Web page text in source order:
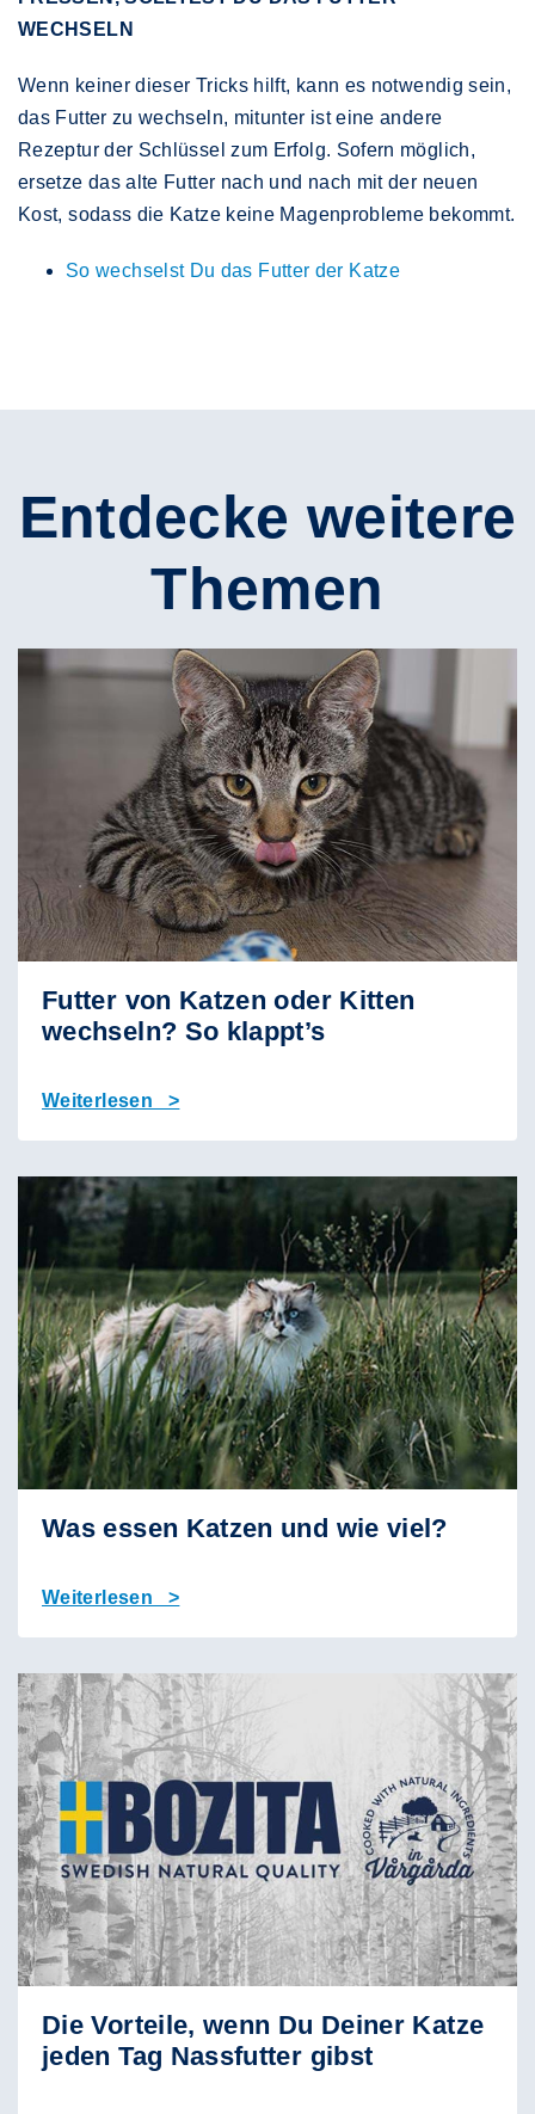
WECHSELN
Wenn keiner dieser Tricks hilft, kann es notwendig sein,
das Futter zu wechseln, mitunter ist eine andere
Rezeptur der Schlüssel zum Erfolg. Sofern möglich,
ersetze das alte Futter nach und nach mit der neuen
Kost, sodass die Katze keine Magenprobleme bekommt.
So wechselst Du das Futter der Katze
Entdecke weitere
Themen
Futter von Katzen oder Kitten
wechseln? So klappt’s
Weiterlesen >
Was essen Katzen und wie viel?
Weiterlesen >
Die Vorteile, wenn Du Deiner Katze
jeden Tag Nassfutter gibst